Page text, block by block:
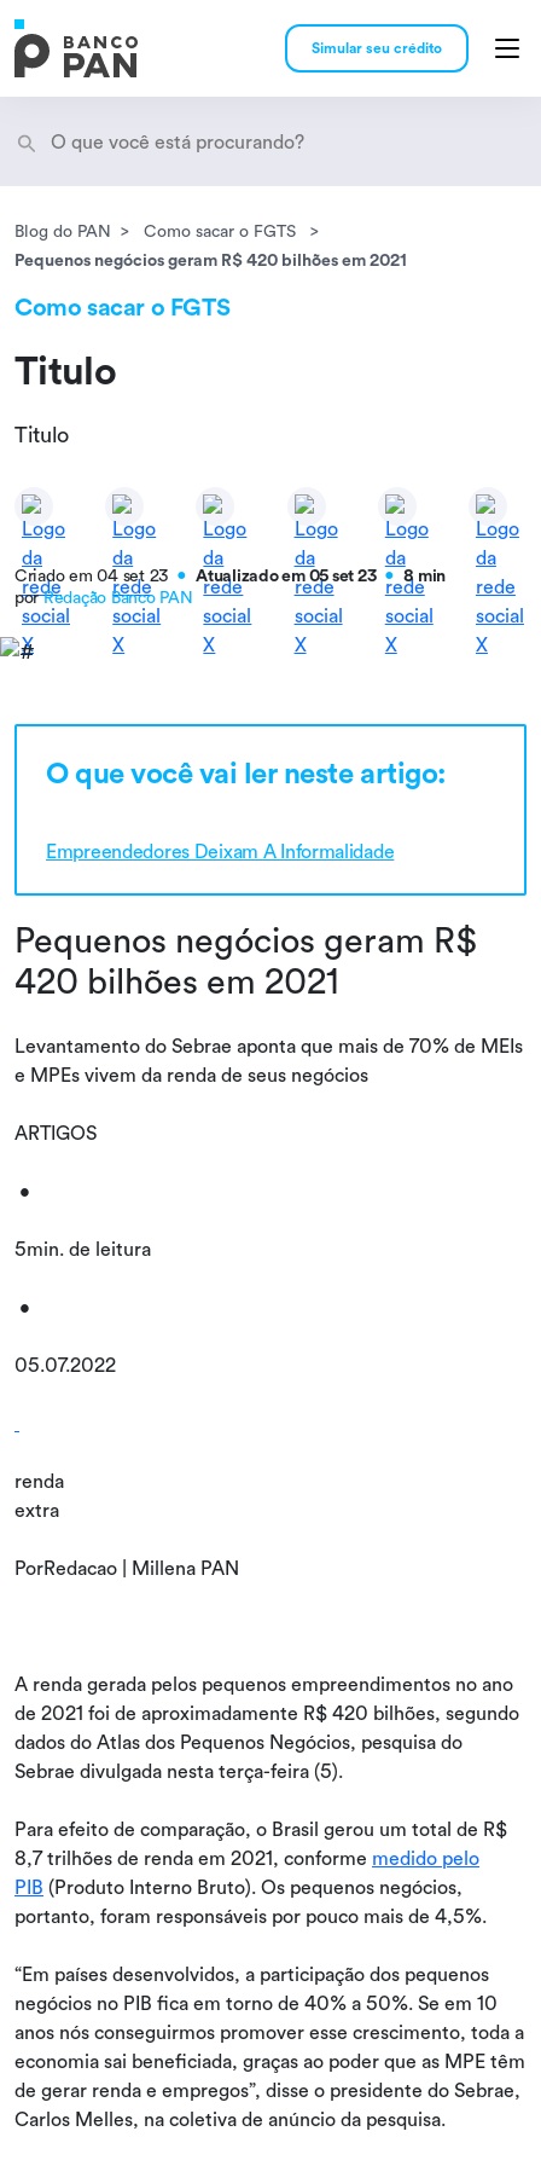
Simular seu crédito
Encontramosresultados
Blog do PAN
Como sacar o FGTS
Pequenos negócios geram R$ 420 bilhões em 2021
Como sacar o FGTS
Titulo
Titulo
Criado em 04 set 23 ● Atualizado em 05 set 23 ●
8 min
porRedação Banco PAN
O que você vai ler neste artigo:
Empreendedores Deixam A Informalidade
Pequenos negócios geram R$
420 bilhões em 2021
Levantamento do Sebrae aponta que mais de 70% de MEIs
e MPEs vivem da renda de seus negócios
ARTIGOS
•
5min. de leitura
•
05.07.2022
renda
extra
PorRedacao | Millena PAN
A renda gerada pelos pequenos empreendimentos no ano
de 2021 foi de aproximadamente R$ 420 bilhões, segundo
dados do Atlas dos Pequenos Negócios, pesquisa do
Sebrae divulgada nesta terça-feira (5).
Para efeito de comparação, o Brasil gerou um total de R$
8,7 trilhões de renda em 2021, conforme medido pelo
PIB (Produto Interno Bruto). Os pequenos negócios,
portanto, foram responsáveis por pouco mais de 4,5%.
“Em países desenvolvidos, a participação dos pequenos
negócios no PIB fica em torno de 40% a 50%. Se em 10
anos nós conseguirmos promover esse crescimento, toda a
economia sai beneficiada, graças ao poder que as MPE têm
de gerar renda e empregos”, disse o presidente do Sebrae,
Carlos Melles, na coletiva de anúncio da pesquisa.